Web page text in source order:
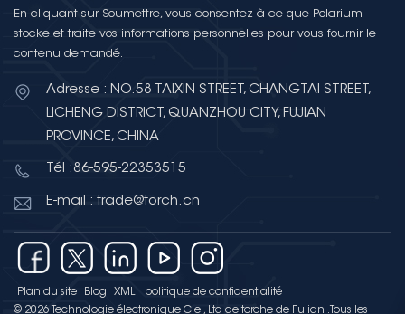
En cliquant sur Soumettre, vous consentez à ce que Polarium
stocke et traite vos informations personnelles pour vous fournir le
contenu demandé.
Adresse : NO.58 TAIXIN STREET, CHANGTAI STREET,
LICHENG DISTRICT, QUANZHOU CITY, FUJIAN
PROVINCE, CHINA
Tél :86-595-22353515
E-mail : trade@torch.cn
Plan du site Blog XML
politique de confidentialité
© 2026 Technologie électronique Cie., Ltd de torche de Fujian .Tous les